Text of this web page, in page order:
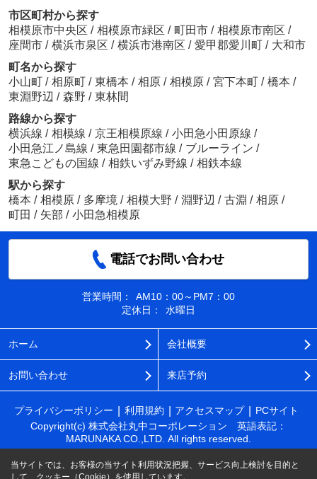
市区町村から探す
相模原市中央区 / 相模原市緑区 / 町田市 / 相模原市南区 /
座間市 / 横浜市泉区 / 横浜市港南区 / 愛甲郡愛川町 / 大和市
町名から探す
小山町 / 相原町 / 東橋本 / 相原 / 相模原 / 宮下本町 / 橋本 /
東淵野辺 / 森野 / 東林間
路線から探す
横浜線 / 相模線 / 京王相模原線 / 小田急小田原線 /
小田急江ノ島線 / 東急田園都市線 / ブルーライン /
東急こどもの国線 / 相鉄いずみ野線 / 相鉄本線
駅から探す
橋本 / 相模原 / 多摩境 / 相模大野 / 淵野辺 / 古淵 / 相原 /
町田 / 矢部 / 小田急相模原
電話でお問い合わせ
営業時間：
AM10：00～PM7：00
定休日：
水曜日
ホーム 会社概要
お問い合わせ 来店予約
プライバシーポリシー 利用規約 アクセスマップ
PCサイト
Copyright(c) 株式会社丸中コーポレーション 英語表記：
MARUNAKA CO.,LTD. All rights reserved.
当サイトでは、お客様の当サイト利用状況把握、サービス向上検討を目的と
して、クッキー（Cookie）を使用しています。